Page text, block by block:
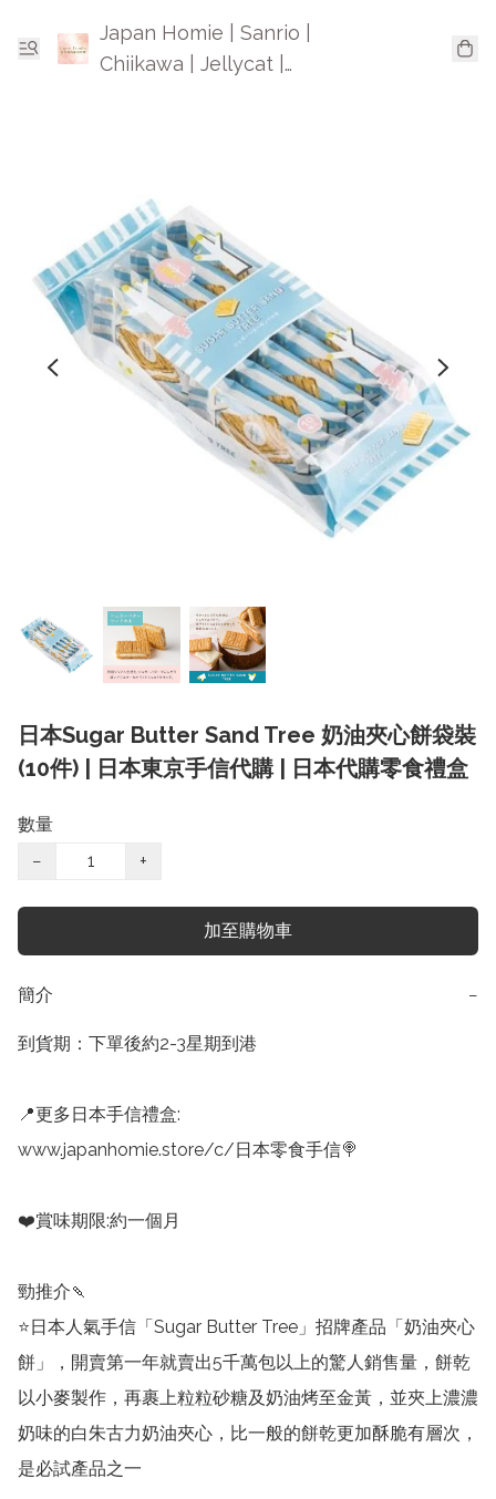
Japan Homie | Sanrio |
Chiikawa | Jellycat |
日本Sugar Butter Sand Tree 奶油夾心餅袋裝
(10件) | 日本東京手信代購 | 日本代購零食禮盒
數量
−
+
加至購物車
簡介 −
到貨期：下單後約2-3星期到港
📍更多日本手信禮盒:
www.japanhomie.store/c/日本零食手信🍭
❤️賞味期限:約一個月
勁推介🍡
⭐️日本人氣手信「Sugar Butter Tree」招牌產品「奶油夾心
餅」，開賣第一年就賣出5千萬包以上的驚人銷售量，餅乾
以小麥製作，再裹上粒粒砂糖及奶油烤至金黃，並夾上濃濃
奶味的白朱古力奶油夾心，比一般的餅乾更加酥脆有層次，
是必試產品之一